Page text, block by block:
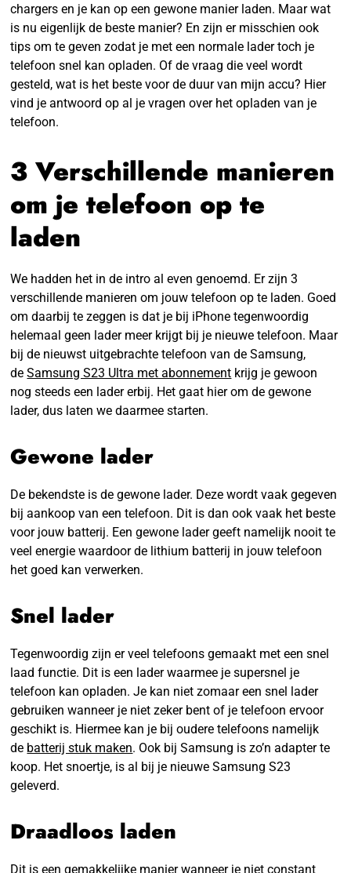
chargers en je kan op een gewone manier laden. Maar wat
is nu eigenlijk de beste manier? En zijn er misschien ook
tips om te geven zodat je met een normale lader toch je
telefoon snel kan opladen. Of de vraag die veel wordt
gesteld, wat is het beste voor de duur van mijn accu? Hier
vind je antwoord op al je vragen over het opladen van je
telefoon.
3 Verschillende manieren
om je telefoon op te
laden
We hadden het in de intro al even genoemd. Er zijn 3
verschillende manieren om jouw telefoon op te laden. Goed
om daarbij te zeggen is dat je bij iPhone tegenwoordig
helemaal geen lader meer krijgt bij je nieuwe telefoon. Maar
bij de nieuwst uitgebrachte telefoon van de Samsung,
deSamsung S23 Ultra met abonnement krijg je gewoon
nog steeds een lader erbij. Het gaat hier om de gewone
lader, dus laten we daarmee starten.
Gewone lader
De bekendste is de gewone lader. Deze wordt vaak gegeven
bij aankoop van een telefoon. Dit is dan ook vaak het beste
voor jouw batterij. Een gewone lader geeft namelijk nooit te
veel energie waardoor de lithium batterij in jouw telefoon
het goed kan verwerken.
Snel lader
Tegenwoordig zijn er veel telefoons gemaakt met een snel
laad functie. Dit is een lader waarmee je supersnel je
telefoon kan opladen. Je kan niet zomaar een snel lader
gebruiken wanneer je niet zeker bent of je telefoon ervoor
geschikt is. Hiermee kan je bij oudere telefoons namelijk
de batterij stuk maken. Ook bij Samsung is zo’n adapter te
koop. Het snoertje, is al bij je nieuwe Samsung S23
geleverd.
Draadloos laden
Dit is een gemakkelijke manier wanneer je niet constant